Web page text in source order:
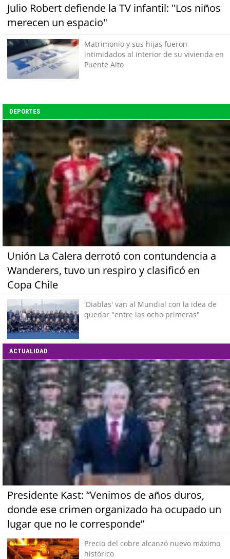
Julio Robert defiende la TV infantil: "Los niños
merecen un espacio"
Matrimonio y sus hijas fueron
intimidados al interior de su vivienda en
Puente Alto
DEPORTES
Unión La Calera derrotó con contundencia a
Wanderers, tuvo un respiro y clasificó en
Copa Chile
'Diablas' van al Mundial con la idea de
quedar "entre las ocho primeras"
ACTUALIDAD
Presidente Kast: “Venimos de años duros,
donde ese crimen organizado ha ocupado un
lugar que no le corresponde”
Precio del cobre alcanzó nuevo máximo
histórico